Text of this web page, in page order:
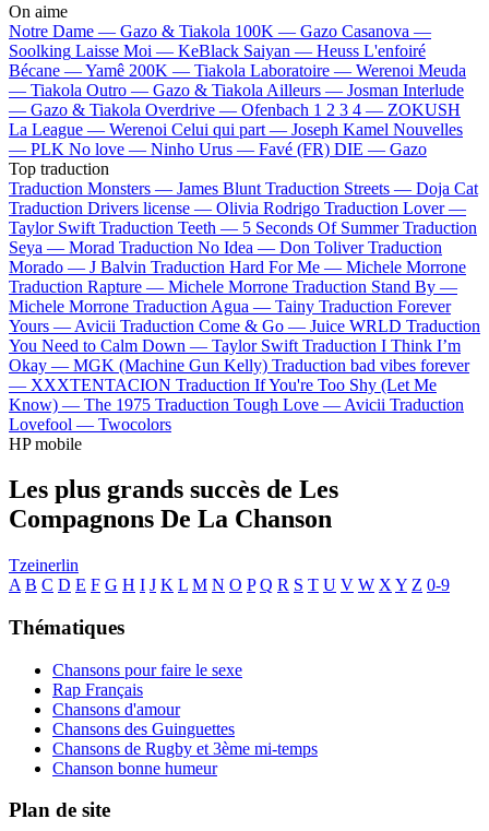
On aime
Notre Dame — Gazo & Tiakola 100K — Gazo Casanova —
Soolking Laisse Moi — KeBlack Saiyan — Heuss L'enfoiré
Bécane —Yamê 200K — Tiakola Laboratoire — Werenoi Meuda
— Tiakola Outro — Gazo & Tiakola Ailleurs — Josman Interlude
— Gazo & Tiakola Overdrive — Ofenbach 1 2 3 4 — ZOKUSH
La League — Werenoi Celui qui part — Joseph Kamel Nouvelles
— PLK No love — Ninho Urus — Favé (FR) DIE — Gazo
Top traduction
Traduction Monsters — James Blunt Traduction Streets — Doja Cat
Traduction Drivers license — Olivia Rodrigo Traduction Lover —
Taylor Swift Traduction Teeth — 5 Seconds Of Summer Traduction
Seya — Morad Traduction No Idea — Don Toliver Traduction
Morado — J Balvin Traduction Hard For Me — Michele Morrone
Traduction Rapture — Michele Morrone Traduction Stand By —
Michele Morrone Traduction Agua — Tainy Traduction Forever
Yours — Avicii Traduction Come & Go — Juice WRLD Traduction
You Need to Calm Down — Taylor Swift Traduction I Think I’m
Okay — MGK (Machine Gun Kelly) Traduction bad vibes forever
— XXXTENTACION Traduction If You're Too Shy (Let Me
Know) — The 1975 Traduction Tough Love — Avicii Traduction
Lovefool — Twocolors
HP mobile
Les plus grands succès de Les
Compagnons De La Chanson
Tzeinerlin
A B C D E F G H I J K L M N O P Q R S T U V W X Y Z 0-9
Thématiques
Chansons pour faire le sexe
Rap Français
Chansons d'amour
Chansons des Guinguettes
Chansons de Rugby et 3ème mi-temps
Chanson bonne humeur
Plan de site